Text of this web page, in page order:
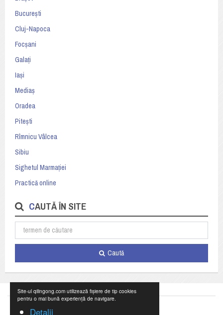
Site-ul qilingong.com utilizează fișiere de tip cookies
pentru o mai bună experiență de navigare.
Detalii
București
Cluj-Napoca
Focșani
Galați
Iași
Mediaș
Oradea
Pitești
Rîmnicu Vâlcea
Sibiu
Sighetul Marmației
Practică online
CAUTĂ ÎN SITE
Caută